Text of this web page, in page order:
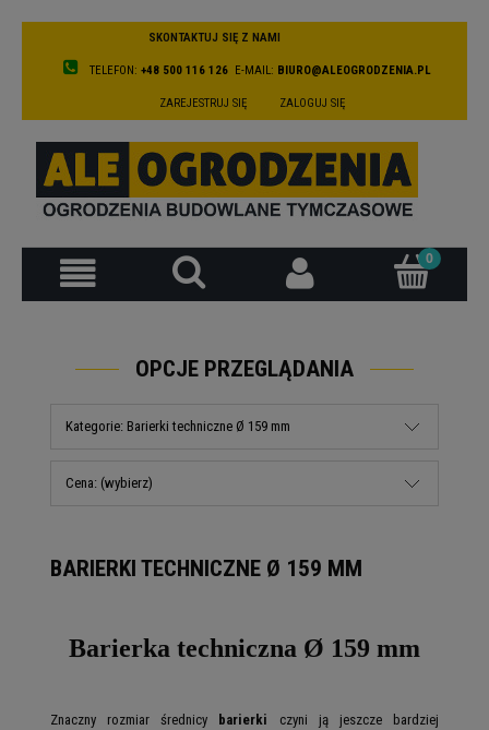
SKONTAKTUJ SIĘ Z NAMI
TELEFON: +48 500 116 126 E-MAIL: BIURO@ALEOGRODZENIA.PL
ZAREJESTRUJ SIĘ ZALOGUJ SIĘ
OPCJE PRZEGLĄDANIA
Kategorie: Barierki techniczne Ø 159 mm
Cena: (wybierz)
BARIERKI TECHNICZNE Ø 159 MM
Barierka techniczna Ø 159 mm
Znaczny rozmiar średnicy barierki czyni ją jeszcze bardziej